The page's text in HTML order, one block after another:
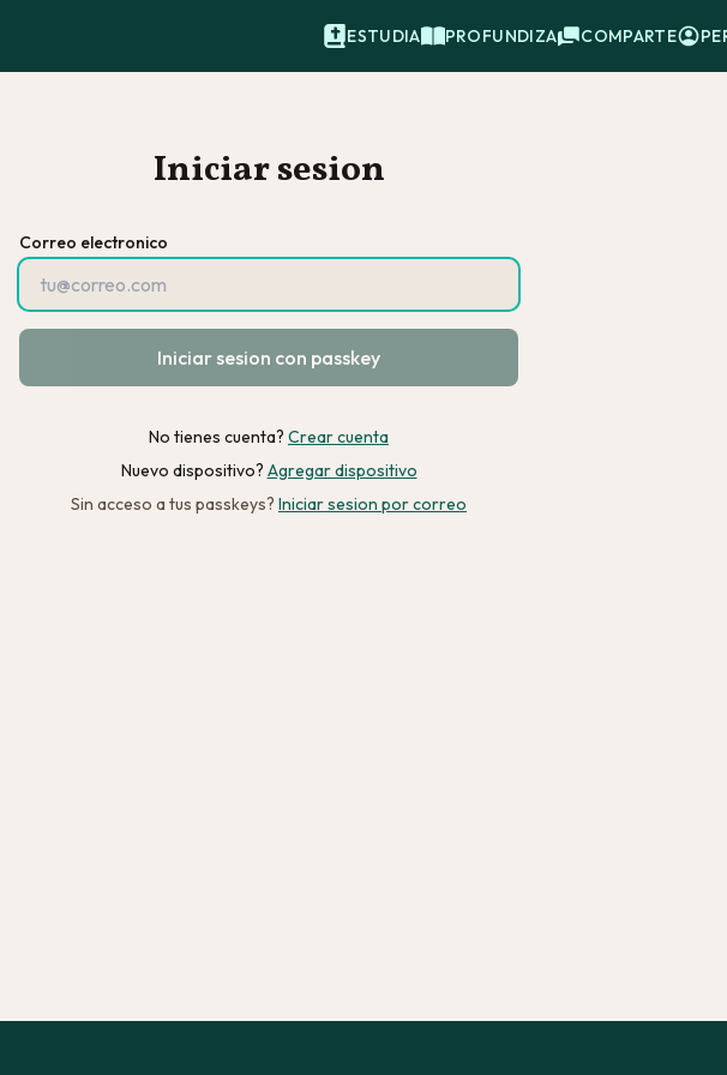
ESTUDIA PROFUNDIZA COMPARTE
Iniciar sesion
Correo electronico
Iniciar sesion con passkey
No tienes cuenta? Crear cuenta
Nuevo dispositivo? Agregar dispositivo
Sin acceso a tus passkeys? Iniciar sesion por correo